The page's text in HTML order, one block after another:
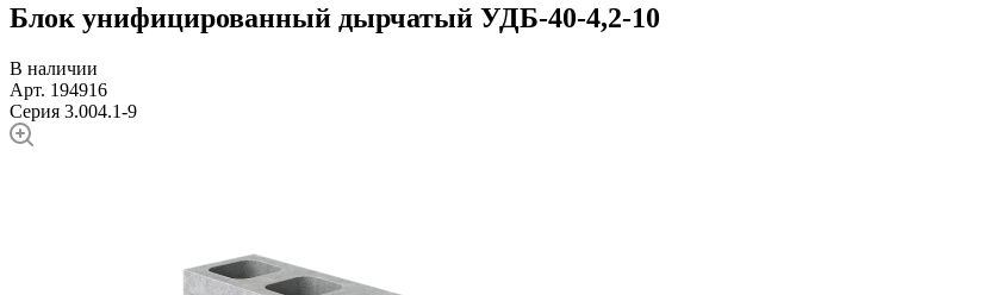
Блок унифицированный дырчатый УДБ-40-4,2-10
В наличии
Арт. 194916
Серия 3.004.1-9